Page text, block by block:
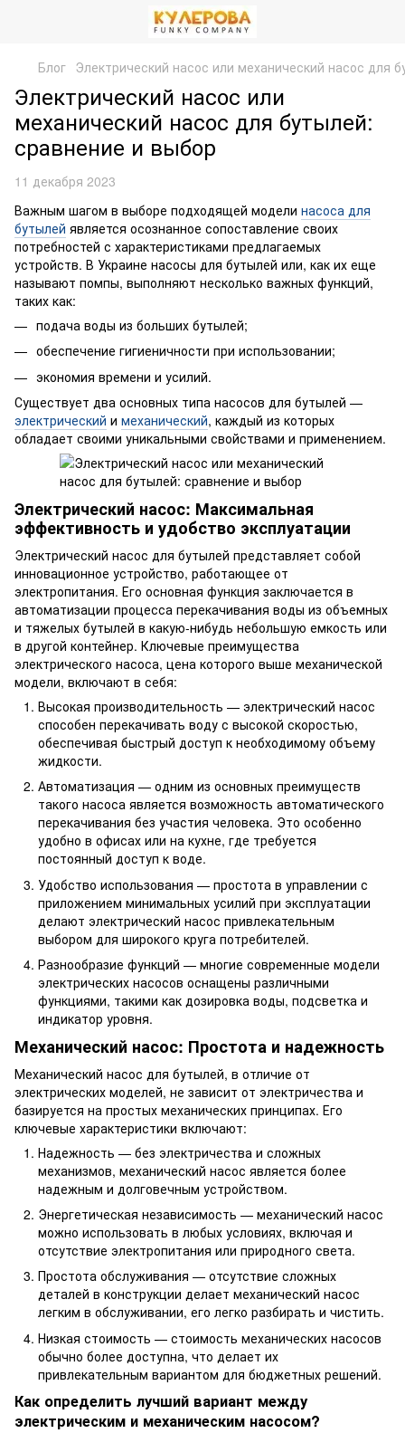
Блог Электрический насос или механический насос для
Электрический насос или
механический насос для бутылей:
сравнение и выбор
11 декабря 2023
Важным шагом в выборе подходящей модели насоса для
бутылей является осознанное сопоставление своих
потребностей с характеристиками предлагаемых
устройств. В Украине насосы для бутылей или, как их еще
называют помпы, выполняют несколько важных функций,
таких как:
подача воды из больших бутылей;
обеспечение гигиеничности при использовании;
экономия времени и усилий.
Существует два основных типа насосов для бутылей —
электрический и механический, каждый из которых
обладает своими уникальными свойствами и применением.
Электрический насос: Максимальная
эффективность и удобство эксплуатации
Электрический насос для бутылей представляет собой
инновационное устройство, работающее от
электропитания. Его основная функция заключается в
автоматизации процесса перекачивания воды из объемных
и тяжелых бутылей в какую-нибудь небольшую емкость или
в другой контейнер. Ключевые преимущества
электрического насоса, цена которого выше механической
модели, включают в себя:
Высокая производительность — электрический насос
способен перекачивать воду с высокой скоростью,
обеспечивая быстрый доступ к необходимому объему
жидкости.
Автоматизация — одним из основных преимуществ
такого насоса является возможность автоматического
перекачивания без участия человека. Это особенно
удобно в офисах или на кухне, где требуется
постоянный доступ к воде.
Удобство использования — простота в управлении с
приложением минимальных усилий при эксплуатации
делают электрический насос привлекательным
выбором для широкого круга потребителей.
Разнообразие функций — многие современные модели
электрических насосов оснащены различными
функциями, такими как дозировка воды, подсветка и
индикатор уровня.
Механический насос: Простота и надежность
Механический насос для бутылей, в отличие от
электрических моделей, не зависит от электричества и
базируется на простых механических принципах. Его
ключевые характеристики включают:
Надежность — без электричества и сложных
механизмов, механический насос является более
надежным и долговечным устройством.
Энергетическая независимость — механический насос
можно использовать в любых условиях, включая и
отсутствие электропитания или природного света.
Простота обслуживания — отсутствие сложных
деталей в конструкции делает механический насос
легким в обслуживании, его легко разбирать и чистить.
Низкая стоимость — стоимость механических насосов
обычно более доступна, что делает их
привлекательным вариантом для бюджетных решений.
Как определить лучший вариант между
электрическим и механическим насосом?